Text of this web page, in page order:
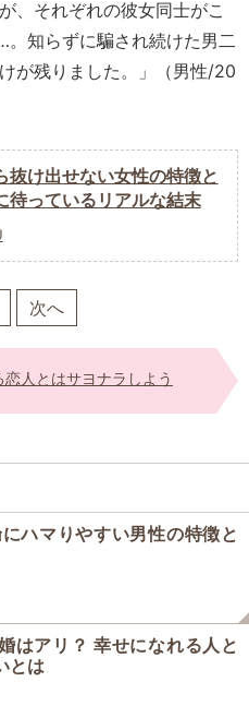
、それぞれの彼女同士がこ
知らずに騙され続けた男二
が残りました。」（男性/20
抜け出せない女性の特徴と
待っているリアルな結末
次へ
人とはサヨナラしよう
ハマりやすい男性の特徴と
はアリ？ 幸せになれる人と
とは